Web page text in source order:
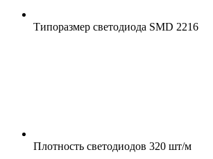
Типоразмер светодиода SMD 2216
Плотность светодиодов 320 шт/м